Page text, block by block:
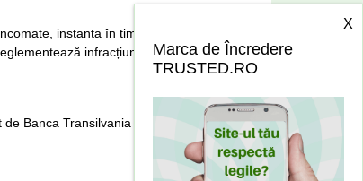
X
Marca de Încredere
TRUSTED.RO
instanța în timpul cercetării
infracțiunea săvârșită în
Banca Transilvania întrunește